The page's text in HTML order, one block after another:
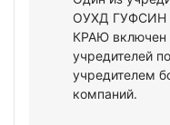
ОУХД
КРАЮ включен
учредителей
учредителем
компаний.